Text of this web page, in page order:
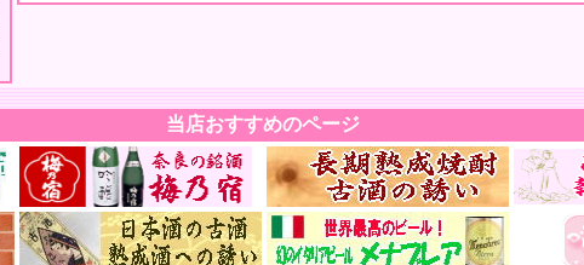
当店おすすめのページ